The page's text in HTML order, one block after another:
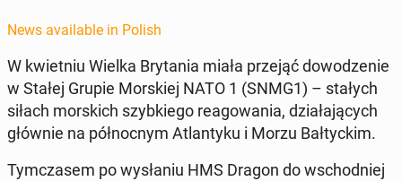
News available in Polish
W kwiet­niu Wielka Bry­ta­nia miała przejąć dowodze­nie
w Stałej Grupie Morskiej NATO 1 (SNMG1) – stałych
siłach mors­kich szy­bkiego reagowa­nia, dzi­ała­ją­cych
głównie na północ­nym At­lantyku i Morzu Bał­ty­ckim.
Tym­cza­sem po wysła­niu HMS Dragon do wschod­niej